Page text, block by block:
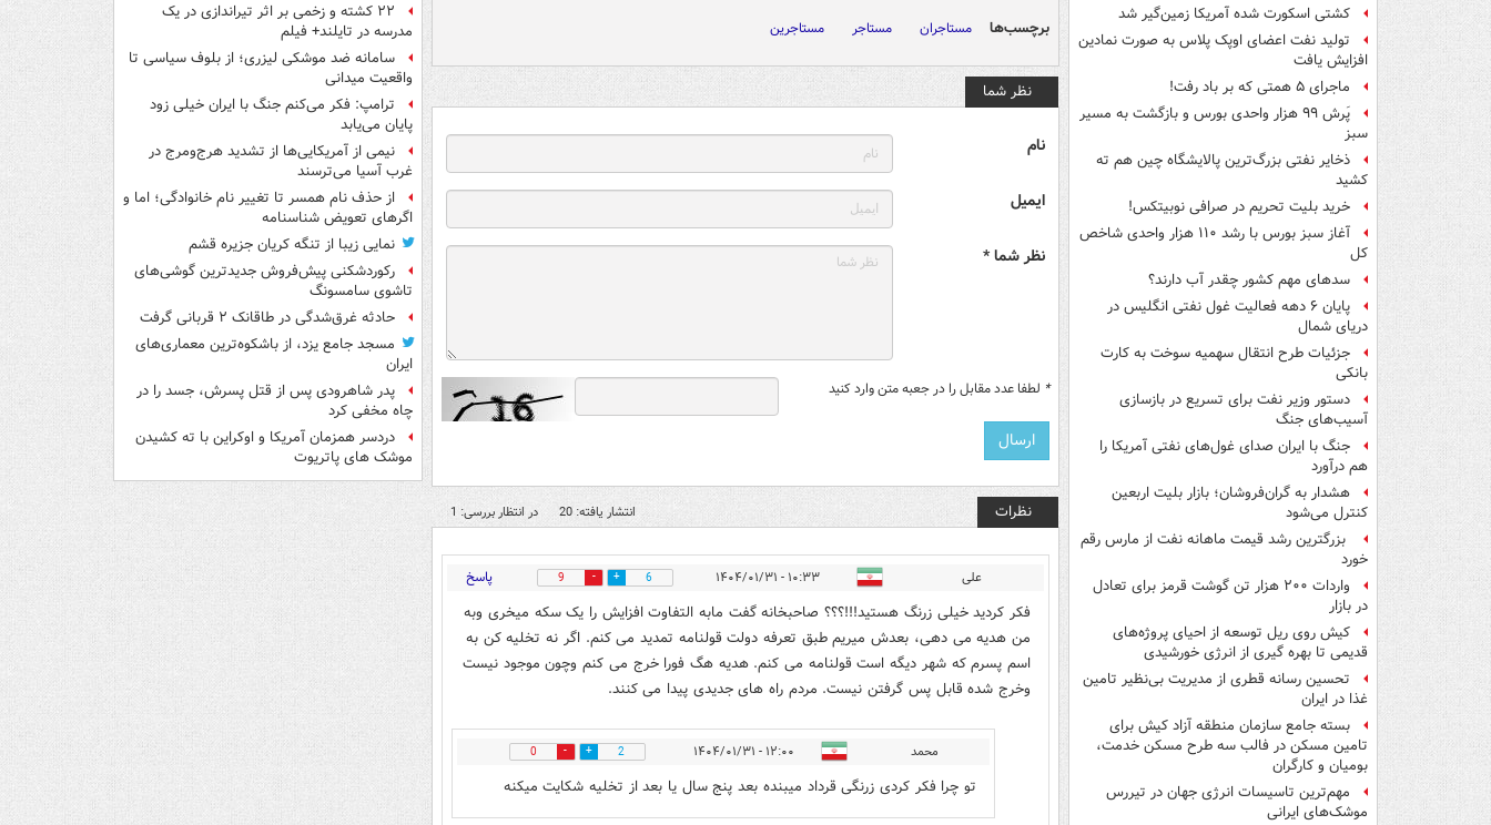
کشتی اسکورت شده آمریکا زمین‌گیر شد
تولید نفت اعضای اوپک پلاس به صورت نمادین
افزایش یافت
ماجرای ۵ همتی که بر باد رفت!
پَرش ۹۹ هزار واحدی بورس و بازگشت به مسیر
سبز
ذخایر نفتی بزرگ‌ترین پالایشگاه چین هم ته
کشید
خرید بلیت تحریم در صرافی نوبیتکس!
آغاز سبز بورس با رشد ۱۱۰ هزار واحدی شاخص
کل
سدهای مهم کشور چقدر آب دارند؟
پایان ۶ دهه فعالیت غول نفتی انگلیس در
دریای شمال
جزئیات طرح انتقال سهمیه سوخت به کارت
بانکی
دستور وزیر نفت برای تسریع در بازسازی
آسیب‌های جنگ
جنگ با ایران صدای غول‌های نفتی آمریکا را
هم درآورد
هشدار به گران‌فروشان؛ بازار بلیت اربعین
کنترل می‌شود
بزرگترین رشد قیمت ماهانه نفت از مارس رقم
خورد
واردات ۲۰۰ هزار تن گوشت قرمز برای تعادل
در بازار
کیش روی ریل توسعه از احیای پروژه‌های
قدیمی تا بهره گیری از انرژی خورشیدی
تحسین رسانه قطری از مدیریت بی‌نظیر تامین
غذا در ایران
بسته جامع سازمان منطقه آزاد کیش برای
تامین مسکن در فالب سه طرح مسکن خدمت،
بومیان و کارگران
مهم‌ترین تاسیسات انرژی جهان در تیررس
موشک‌های ایرانی
برچسب‌ها مستاجران مستاجر مستاجرین
نظر شما
نام
ایمیل
نظر شما *
* لطفا عدد مقابل را در جعبه متن وارد کنید
نظرات انتشار یافته: 20 در انتظار بررسی: 1
علی ۱۰:۳۳ - ۱۴۰۴/۰۱/۳۱ 6
9 پاسخ
فکر کردید خیلی زرنگ هستید!!!؟؟؟ صاحبخانه گفت مابه التفاوت افزایش را یک سکه میخری وبه
من هدیه می دهی، بعدش میریم طبق تعرفه دولت قولنامه تمدید می کنم. اگر نه تخلیه کن به
اسم پسرم که شهر دیگه است قولنامه می کنم. هدیه هگ فورا خرج می کنم وچون موجود نیست
وخرج شده قابل پس گرفتن نیست. مردم راه های جدیدی پیدا می کنند.
محمد ۱۲:۰۰ - ۱۴۰۴/۰۱/۳۱ 2
0
تو چرا فکر کردی زرنگی قرداد میبنده بعد پنج سال یا بعد از تخلیه شکایت میکنه
۲۲ کشته و زخمی بر اثر تیراندازی در یک
مدرسه در تایلند+ فیلم
سامانه ضد موشکی لیزری؛ از بلوف سیاسی تا
واقعیت میدانی
ترامپ: فکر می‌کنم جنگ با ایران خیلی زود
پایان می‌یابد
نیمی از آمریکایی‌ها از تشدید هرج‌ومرج در
غرب آسیا می‌ترسند
از حذف نام همسر تا تغییر نام خانوادگی؛ اما و
اگرهای تعویض شناسنامه
نمایی زیبا از تنگه کریان جزیره قشم
رکوردشکنی پیش‌فروش جدیدترین گوشی‌های
تاشوی سامسونگ
حادثه غرق‌شدگی در طاقانک ۲ قربانی گرفت
مسجد جامع یزد، از باشکوه‌ترین معماری‌های
ایران
پدر شاهرودی پس از قتل پسرش، جسد را در
چاه مخفی کرد
دردسر همزمان آمریکا و اوکراین با ته کشیدن
موشک های پاتریوت